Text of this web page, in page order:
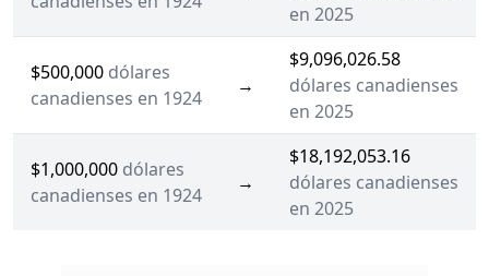
en 2025
$500,000 dólares
canadienses en 1924
→
$9,096,026.58
dólares canadienses
en 2025
$1,000,000 dólares
canadienses en 1924
→
$18,192,053.16
dólares canadienses
en 2025